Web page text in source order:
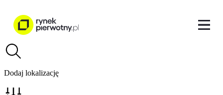
Dodaj lokalizację